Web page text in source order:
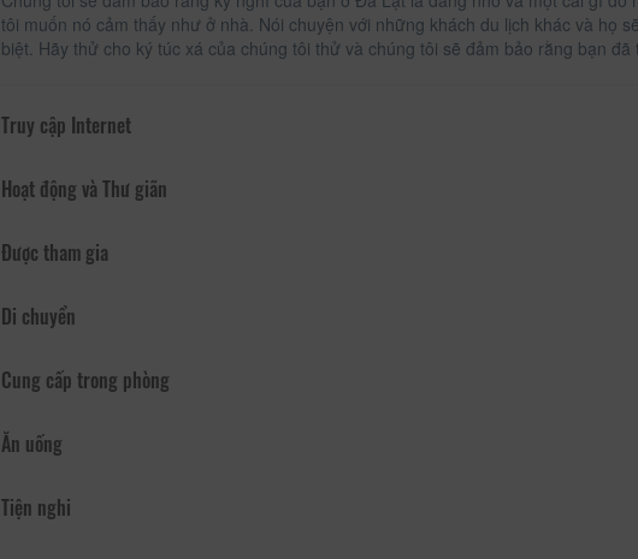
tôi muốn nó cảm thấy như ở nhà. Nói chuyện với những khách du lịch khác và họ
biệt. Hãy thử cho ký túc xá của chúng tôi thử và chúng tôi sẽ đảm bảo rằng bạn đã
Truy cập Internet
Hoạt động và Thư giãn
Được tham gia
Di chuyển
Cung cấp trong phòng
Ăn uống
Tiện nghi